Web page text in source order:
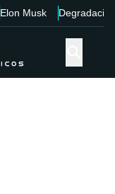
Elon Musk Degradación